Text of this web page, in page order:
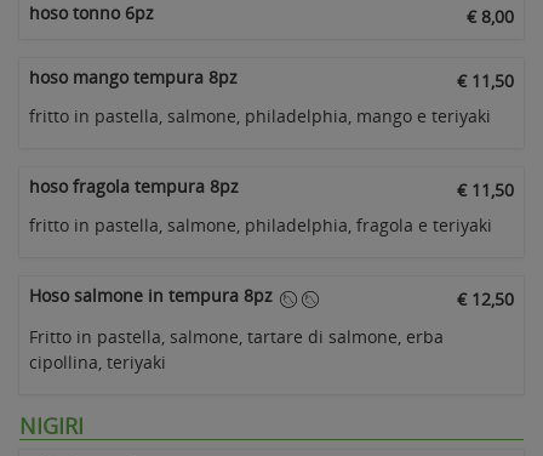
hoso tonno 6pz € 8,00
hoso mango tempura 8pz
€ 11,50
fritto in pastella, salmone, philadelphia, mango e teriyaki
hoso fragola tempura 8pz
€ 11,50
fritto in pastella, salmone, philadelphia, fragola e teriyaki
Hoso salmone in tempura 8pz
€ 12,50
Fritto in pastella, salmone, tartare di salmone, erba
cipollina, teriyaki
NIGIRI